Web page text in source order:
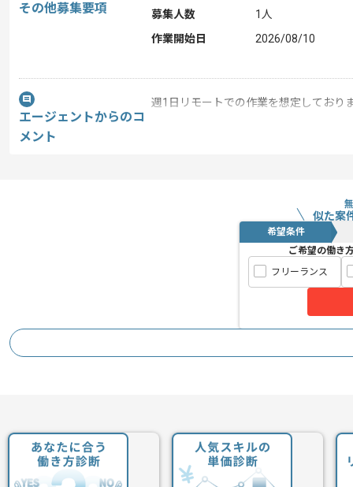
その他募集要項
募集人数
1人
作業開始日
2026/08/10
エージェントからのコ
メント
週1日リモートでの作業を想定しており
ぜひ一度、ご商談で雰囲気を掴んでい
似た案
希望条件
ご希望の働き
フリーランス